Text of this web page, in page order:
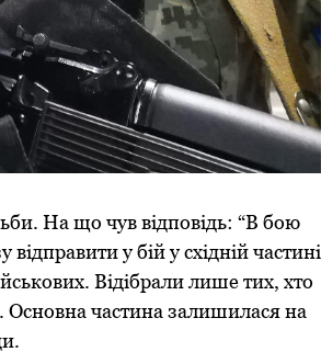
На що чув відповідь: “В бою
у бій у східній частині
Відібрали лише тих, хто
Основна частина залишилася на